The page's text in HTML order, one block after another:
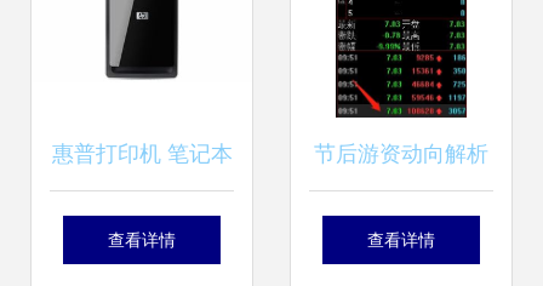
惠普打印机 笔记本
电脑 台式机和其他
查看详情
节后游资动向解析
劳动路4398万强攻
查看详情